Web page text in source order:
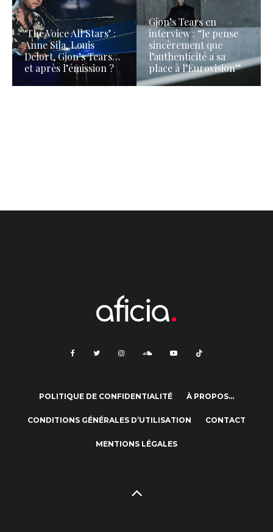
‘The Voice All Stars’ :
Anne Sila, Louis
Delort, Gjon’s Tears…
et après l’émission ?
Gjon’s Tears en
interview : “Je pense
sincèrement que
l’authenticité a sa
place à l’Eurovision”
POLITIQUE DE CONFIDENTIALITÉ À PROPOS…
CONDITIONS GÉNÉRALES D’UTILISATION CONTACT
MENTIONS LÉGALES